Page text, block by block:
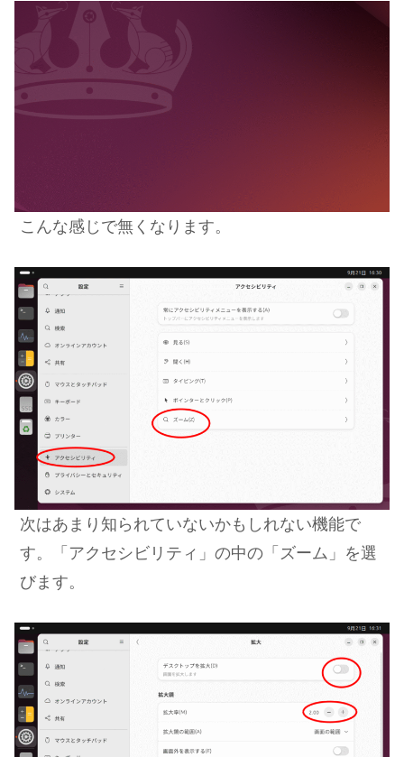
こんな感じで無くなります。
次はあまり知られていないかもしれない機能で
す。「アクセシビリティ」 の中の「ズーム」を選
びます。